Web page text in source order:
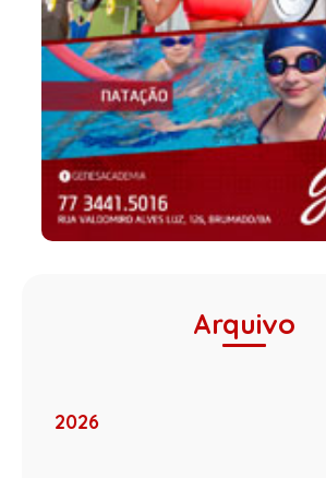
Arquivo
2026